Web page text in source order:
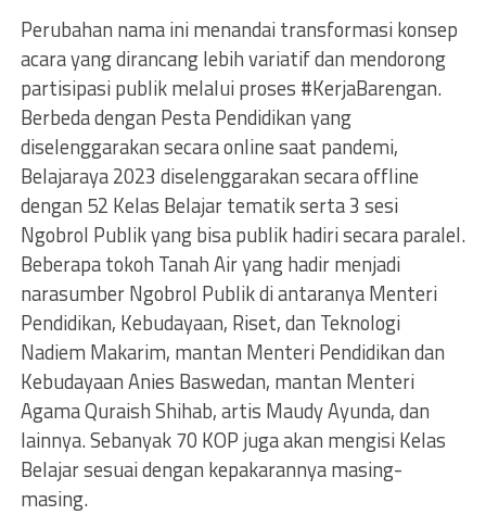
Perubahan nama ini menandai transformasi konsep
acara yang dirancang lebih variatif dan mendorong
partisipasi publik melalui proses #KerjaBarengan.
Berbeda dengan Pesta Pendidikan yang
diselenggarakan secara online saat pandemi,
Belajaraya 2023 diselenggarakan secara offline
dengan 52 Kelas Belajar tematik serta 3 sesi
Ngobrol Publik yang bisa publik hadiri secara paralel.
Beberapa tokoh Tanah Air yang hadir menjadi
narasumber Ngobrol Publik di antaranya Menteri
Pendidikan, Kebudayaan, Riset, dan Teknologi
Nadiem Makarim, mantan Menteri Pendidikan dan
Kebudayaan Anies Baswedan, mantan Menteri
Agama Quraish Shihab, artis Maudy Ayunda, dan
lainnya. Sebanyak 70 KOP juga akan mengisi Kelas
Belajar sesuai dengan kepakarannya masing-
masing.